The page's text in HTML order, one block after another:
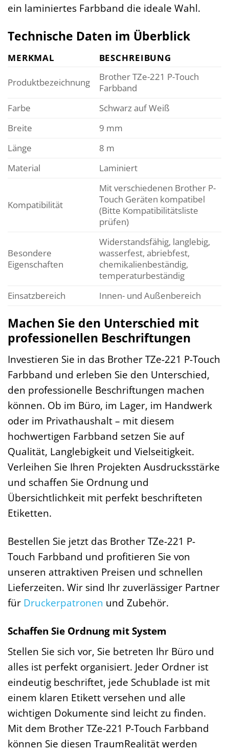
ein laminiertes Farbband die ideale Wahl.
Technische Daten im Überblick
MERKMAL BESCHREIBUNG
Produktbezeichnung
Brother TZe-221 P-Touch
Farbband
Farbe
Schwarz auf Weiß
Breite
9 mm
Länge
8 m
Material
Laminiert
Kompatibilität
Mit verschiedenen Brother P-
Touch Geräten kompatibel
(Bitte Kompatibilitätsliste
prüfen)
Besondere
Eigenschaften
Widerstandsfähig, langlebig,
wasserfest, abriebfest,
chemikalienbeständig,
temperaturbeständig
Einsatzbereich
Innen- und Außenbereich
Machen Sie den Unterschied mit
professionellen Beschriftungen
Investieren Sie in das Brother TZe-221 P-Touch
Farbband und erleben Sie den Unterschied,
den professionelle Beschriftungen machen
können. Ob im Büro, im Lager, im Handwerk
oder im Privathaushalt – mit diesem
hochwertigen Farbband setzen Sie auf
Qualität, Langlebigkeit und Vielseitigkeit.
Verleihen Sie Ihren Projekten Ausdrucksstärke
und schaffen Sie Ordnung und
Übersichtlichkeit mit perfekt beschrifteten
Etiketten.
Bestellen Sie jetzt das Brother TZe-221 P-
Touch Farbband und profitieren Sie von
unseren attraktiven Preisen und schnellen
Lieferzeiten. Wir sind Ihr zuverlässiger Partner
für Druckerpatronen und Zubehör.
Schaffen Sie Ordnung mit System
Stellen Sie sich vor, Sie betreten Ihr Büro und
alles ist perfekt organisiert. Jeder Ordner ist
eindeutig beschriftet, jede Schublade ist mit
einem klaren Etikett versehen und alle
wichtigen Dokumente sind leicht zu finden.
Mit dem Brother TZe-221 P-Touch Farbband
können Sie diesen TraumRealität werden